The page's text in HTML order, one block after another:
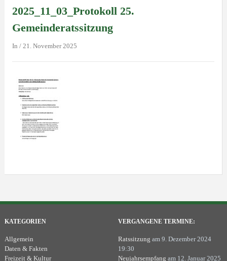
2025_11_03_Protokoll 25.
Gemeinderatssitzung
In / 21. November 2025
KATEGORIEN
Allgemein
Daten & Fakten
Freizeit & Kultur
VERGANGENE TERMINE:
Ratssitzung am 9. Dezember 2024
19:30
Neujahrsempfang am 12. Januar 2025